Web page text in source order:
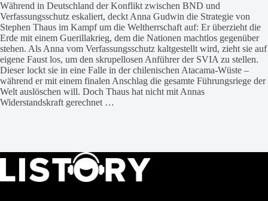
Während in Deutschland der Konflikt zwischen BND und
Verfassungsschutz eskaliert, deckt Anna Gudwin die Strategie von
Stephen Thaus im Kampf um die Weltherrschaft auf: Er überzieht die
Erde mit einem Guerillakrieg, dem die Nationen machtlos gegenüber
stehen. Als Anna vom Verfassungsschutz kaltgestellt wird, zieht sie auf
eigene Faust los, um den skrupellosen Anführer der SVIA zu stellen.
Dieser lockt sie in eine Falle in der chilenischen Atacama-Wüste –
während er mit einem finalen Anschlag die gesamte Führungsriege der
Welt auslöschen will. Doch Thaus hat nicht mit Annas
Widerstandskraft gerechnet …